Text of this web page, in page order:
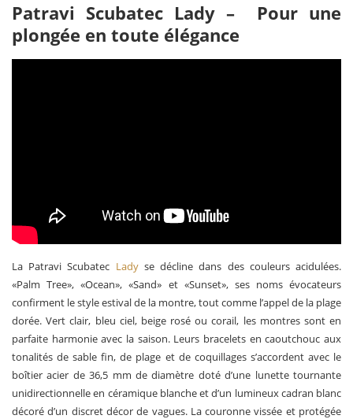
Patravi Scubatec Lady – Pour une
plongée en toute élégance
La Patravi Scubatec Ladyse décline dans des couleurs acidulées.
«Palm Tree», «Ocean», «Sand» et «Sunset», ses noms évocateurs
confirment le style estival de la montre, tout comme l’appel de la plage
dorée. Vert clair, bleu ciel, beige rosé ou corail, les montres sont en
parfaite harmonie avec la saison. Leurs bracelets en caoutchouc aux
tonalités de sable fin, de plage et de coquillages s’accordent avec le
boîtier acier de 36,5 mm de diamètre doté d’une lunette tournante
unidirectionnelle en céramique blanche et d’un lumineux cadran blanc
décoré d’un discret décor de vagues. La couronne vissée et protégée